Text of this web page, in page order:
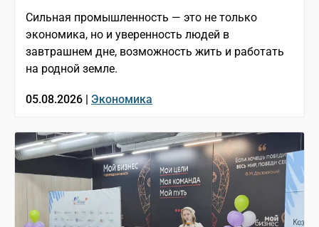
Сильная промышленность — это не только
экономика, но и уверенность людей в
завтрашнем дне, возможность жить и работать
на родной земле.
05.08.2026 | Экономика